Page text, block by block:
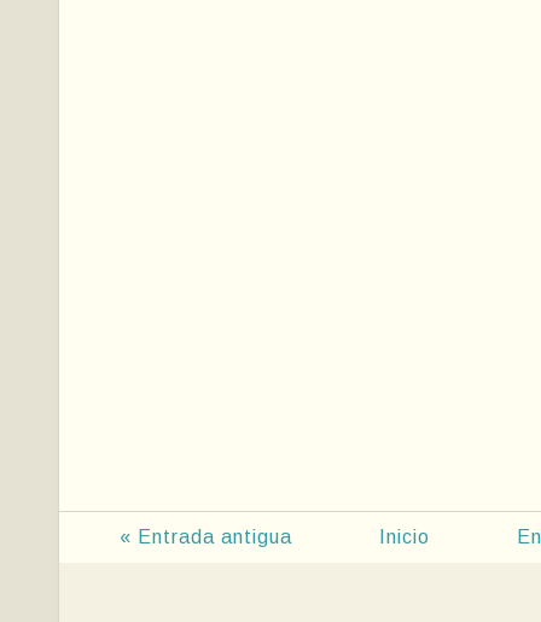
« Entrada antigua Inicio